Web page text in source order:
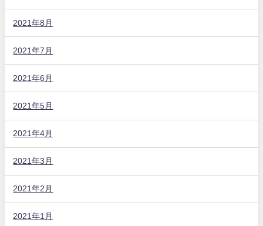
2021年8月
2021年7月
2021年6月
2021年5月
2021年4月
2021年3月
2021年2月
2021年1月